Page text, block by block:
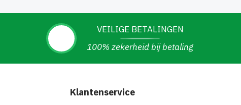
VEILIGE BETALINGEN
100% zekerheid bij betaling
Klantenservice